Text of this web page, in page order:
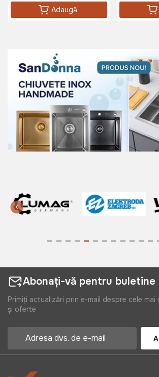
Adaugă
Abonați-vă pentru
Primiți actualizări prin e-mail despre cele
și oferte